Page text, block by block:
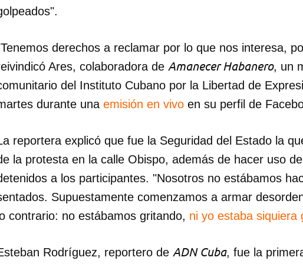
derechos a reclamar por lo que nos interesa,
Ares, colaboradora de Amanecer Habanero, un
del Instituto Cubano por la Libertad de
durante una emisión en vivo en su perfil de
reportera explicó que fue la Seguridad del Estado la
la protesta en la calle Obispo, además de hacer uso
a los participantes. "Nosotros no estábamos
Supuestamente comenzamos a armar
contrario: no estábamos gritando, ni yo estaba siquiera
Rodríguez, reportero de ADN Cuba, fue la